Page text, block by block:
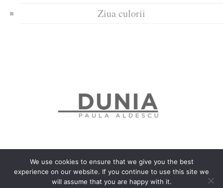
Ziua culorii
Politica de confidențialitate
Politică privind fișierele cookies
We use cookies to ensure that we give you the best
experience on our website. If you continue to use this site we
will assume that you are happy with it.